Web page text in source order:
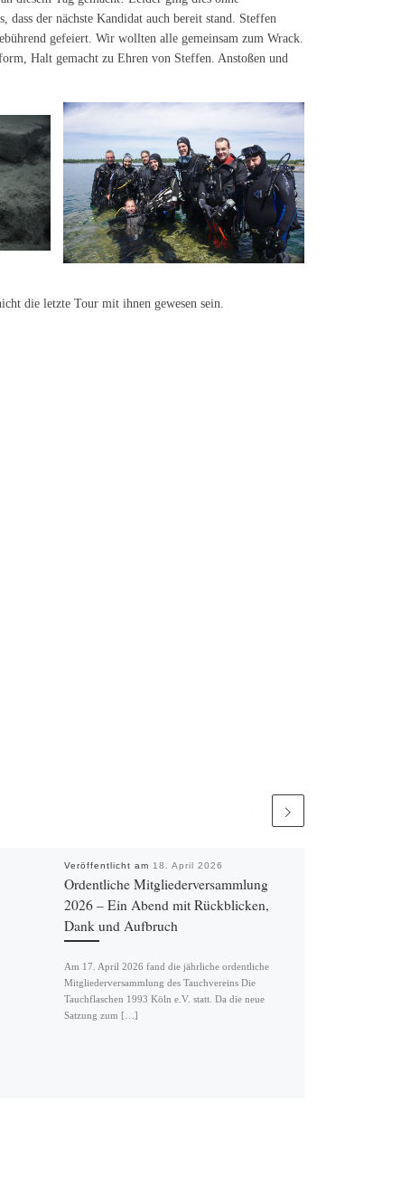
der nächste Kandidat auch bereit stand. Steffen
gefeiert. Wir wollten alle gemeinsam zum Wrack.
Halt gemacht zu Ehren von Steffen. Anstoßen und
die letzte Tour mit ihnen gewesen sein.
Veröffentlicht am 18. April 2026
Ordentliche Mitgliederversammlung
2026 – Ein Abend mit Rückblicken,
Dank und Aufbruch
Am 17. April 2026 fand die jährliche ordentliche
Mitgliederversammlung des Tauchvereins Die
Tauchflaschen 1993 Köln e.V. statt. Da die neue
Satzung zum […]